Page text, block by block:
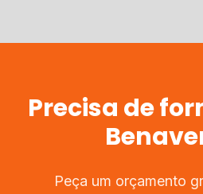
Precisa de
Peça um orçamento